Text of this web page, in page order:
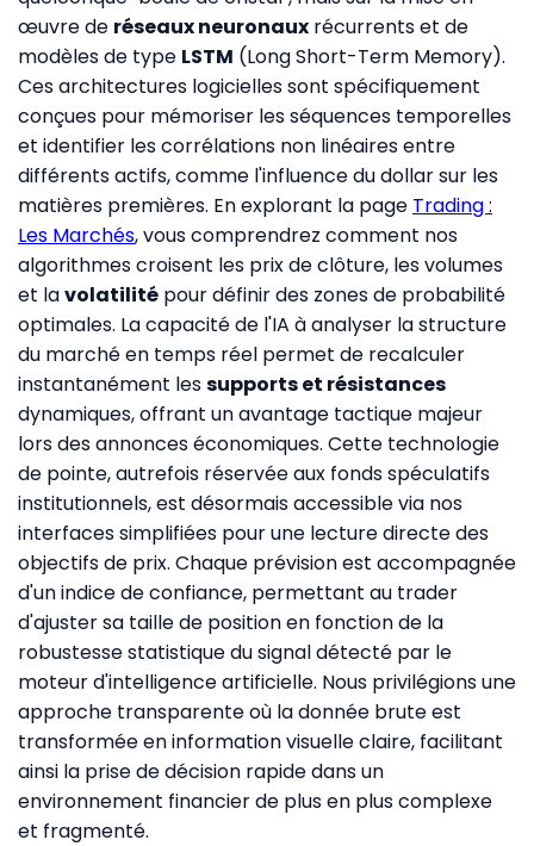
œuvre de réseaux neuronaux récurrents et de
modèles de type LSTM (Long Short-Term Memory).
Ces architectures logicielles sont spécifiquement
conçues pour mémoriser les séquences temporelles
et identifier les corrélations non linéaires entre
différents actifs, comme l'influence du dollar sur les
matières premières. En explorant la page Trading :
Les Marchés, vous comprendrez comment nos
algorithmes croisent les prix de clôture, les volumes
et lavolatilité pour définir des zones de probabilité
optimales. La capacité de l'IA à analyser la structure
du marché en temps réel permet de recalculer
instantanément lessupports et résistances
dynamiques, offrant un avantage tactique majeur
lors des annonces économiques. Cette technologie
de pointe, autrefois réservée aux fonds spéculatifs
institutionnels, est désormais accessible via nos
interfaces simplifiées pour une lecture directe des
objectifs de prix. Chaque prévision est accompagnée
d'un indice de confiance, permettant au trader
d'ajuster sa taille de position en fonction de la
robustesse statistique du signal détecté par le
moteur d'intelligence artificielle. Nous privilégions une
approche transparente où la donnée brute est
transformée en information visuelle claire, facilitant
ainsi la prise de décision rapide dans un
environnement financier de plus en plus complexe
et fragmenté.